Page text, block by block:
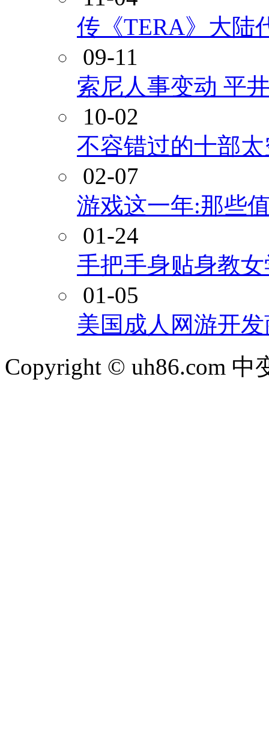
传《TERA》大陆
09-11
索尼人事变动 平
10-02
不容错过的十部
02-07
游戏这一年:那些
01-24
手把手身贴身教
01-05
美国成人网游开
Copyright © uh86.com